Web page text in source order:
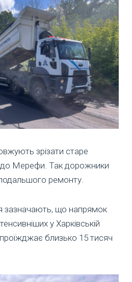
зрізати старе
до Мерефи. Так дорожники
ремонту.
зазначають, що напрямок
у Харківській
близько 15 тисяч